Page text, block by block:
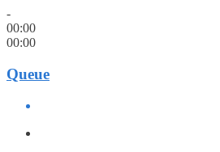
-
00:00
00:00
Queue